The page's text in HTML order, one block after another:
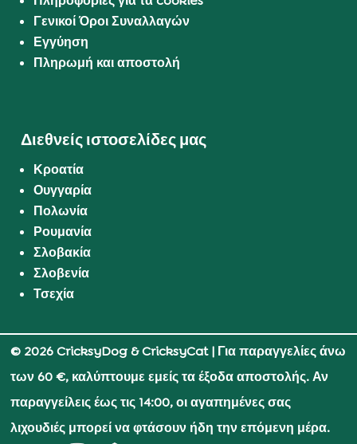
Γενικοί Όροι Συναλλαγών
Εγγύηση
Πληρωμή και αποστολή
Διεθνείς ιστοσελίδες μας
Κροατία
Ουγγαρία
Πολωνία
Ρουμανία
Σλοβακία
Σλοβενία
Τσεχία
© 2026 CricksyDog & CricksyCat| Για παραγγελίες άνω
των 60 €, καλύπτουμε εμείς τα έξοδα αποστολής. Αν
παραγγείλεις έως τις 14:00, οι αγαπημένες σας
λιχουδιές μπορεί να φτάσουν ήδη την επόμενη μέρα.